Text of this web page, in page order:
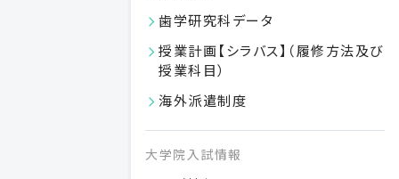
歯学研究科データ
授業計画【シラバス】（履修方法及び
授業科目）
海外派遣制度
大学院入試情報
日本大学歯学部
〒101-8310 東京都千代田区神田駿河台 1-8-13